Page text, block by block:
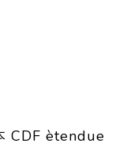
CDF ètendue